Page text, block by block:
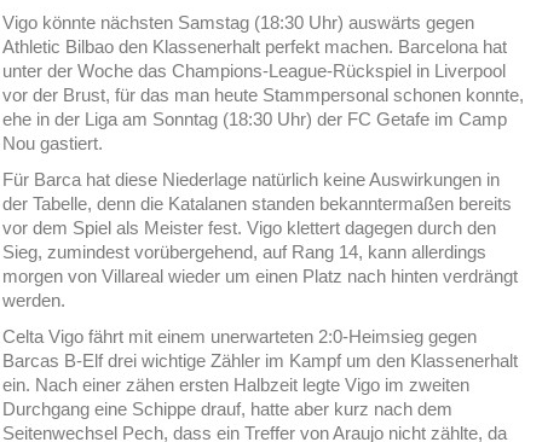
Vigo könnte nächsten Samstag (18:30 Uhr) auswärts gegen
Athletic Bilbao den Klassenerhalt perfekt machen. Barcelona hat
unter der Woche das Champions-League-Rückspiel in Liverpool
vor der Brust, für das man heute Stammpersonal schonen konnte,
ehe in der Liga am Sonntag (18:30 Uhr) der FC Getafe im Camp
Nou gastiert.
Für Barca hat diese Niederlage natürlich keine Auswirkungen in
der Tabelle, denn die Katalanen standen bekanntermaßen bereits
vor dem Spiel als Meister fest. Vigo klettert dagegen durch den
Sieg, zumindest vorübergehend, auf Rang 14, kann allerdings
morgen von Villareal wieder um einen Platz nach hinten verdrängt
werden.
Celta Vigo fährt mit einem unerwarteten 2:0-Heimsieg gegen
Barcas B-Elf drei wichtige Zähler im Kampf um den Klassenerhalt
ein. Nach einer zähen ersten Halbzeit legte Vigo im zweiten
Durchgang eine Schippe drauf, hatte aber kurz nach dem
Seitenwechsel Pech, dass ein Treffer von Araujo nicht zählte, da